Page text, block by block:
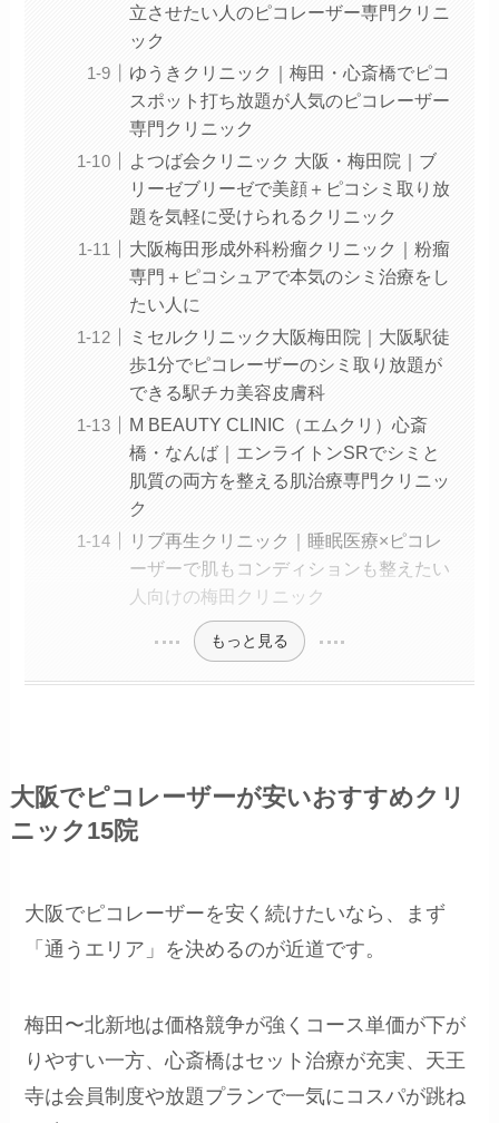
立させたい人のピコレーザー専門クリニ
ック
ゆうきクリニック｜梅田・心斎橋でピコ
スポット打ち放題が人気のピコレーザー
専門クリニック
よつば会クリニック 大阪・梅田院｜ブ
リーゼブリーゼで美顔＋ピコシミ取り放
題を気軽に受けられるクリニック
大阪梅田形成外科粉瘤クリニック｜粉瘤
専門＋ピコシュアで本気のシミ治療をし
たい人に
ミセルクリニック大阪梅田院｜大阪駅徒
歩1分でピコレーザーのシミ取り放題が
できる駅チカ美容皮膚科
M BEAUTY CLINIC（エムクリ）心斎
橋・なんば｜エンライトンSRでシミと
肌質の両方を整える肌治療専門クリニッ
ク
リブ再生クリニック｜睡眠医療×ピコレ
ーザーで肌もコンディションも整えたい
人向けの梅田クリニック
もっと見る
大阪でピコレーザーが安いおすすめクリ
ニック15院
大阪でピコレーザーを安く続けたいなら、まず
「通うエリア」を決めるのが近道です。
梅田〜北新地は価格競争が強くコース単価が下が
りやすい一方、心斎橋はセット治療が充実、天王
寺は会員制度や放題プランで一気にコスパが跳ね